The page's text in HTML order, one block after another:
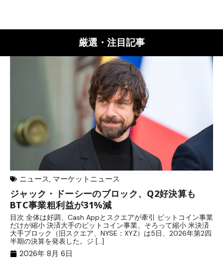
厳選・注目記事
ニュース, マーケットニュース
ジャック・ドーシーのブロック、Q2好決算も
BTC事業粗利益が31%減
目次 全体は好調、Cash Appとスクエアが牽引 ビットコイン事業
だけが縮小 決済大手のビットコイン事業、そろって縮小 米決済
大手ブロック（旧スクエア、NYSE：XYZ）は5日、2026年第2四
半期の決算を発表した。ジ […]
2026年 8月 6日